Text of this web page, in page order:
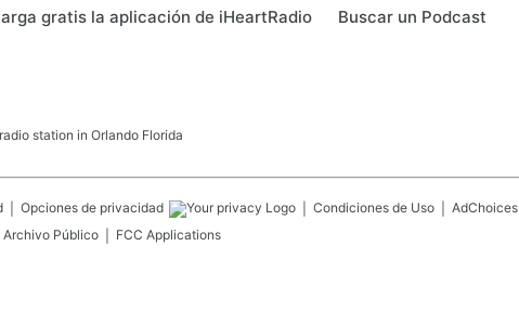
gratis la aplicación de iHeartRadio Buscar un Podcast
station in Orlando Florida
Opciones de privacidad Condiciones de Uso AdChoices
Archivo Público
FCC Applications